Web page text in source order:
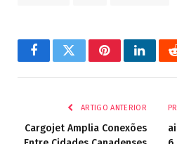
FacebookTwitterPinterest
ARTIGO ANTERIOR
Cargojet Amplia Conexões